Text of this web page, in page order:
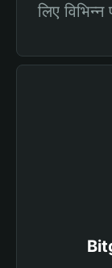
लिए विभिन्न